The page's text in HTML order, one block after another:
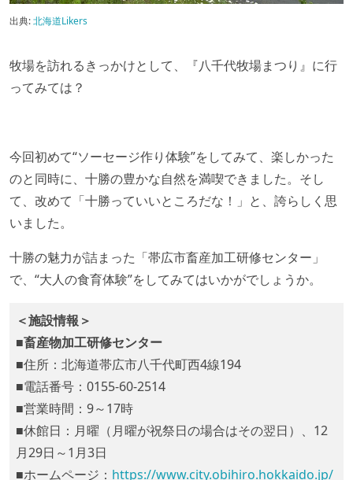
出典:北海道Likers
牧場を訪れるきっかけとして、『八千代牧場まつり』に行
ってみては？
今回初めて“ソーセージ作り体験”をしてみて、楽しかった
のと同時に、十勝の豊かな自然を満喫できました。そし
て、改めて「十勝っていいところだな！」と、誇らしく思
いました。
十勝の魅力が詰まった「帯広市畜産加工研修センター」
で、“大人の食育体験”をしてみてはいかがでしょうか。
＜施設情報＞
■畜産物加工研修センター
■住所：北海道帯広市八千代町西4線194
■電話番号：0155-60-2514
■営業時間：9～17時
■休館日：月曜（月曜が祝祭日の場合はその翌日）、12
月29日～1月3日
■ホームページ： https://www.city.obihiro.hokkaido.jp/